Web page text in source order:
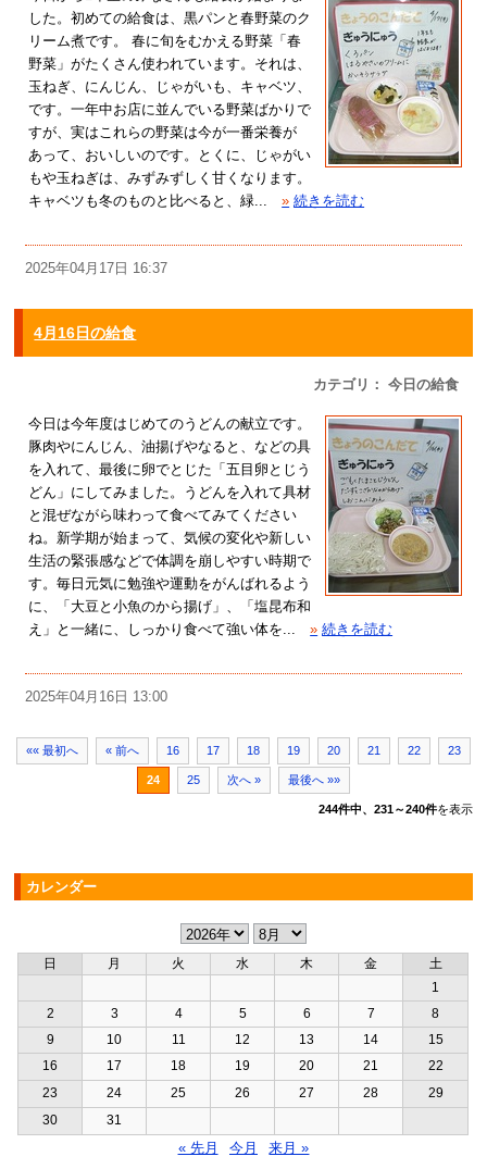
した。初めての給食は、黒パンと春野菜のク
リーム煮です。 春に旬をむかえる野菜「春
野菜」がたくさん使われています。それは、
玉ねぎ、にんじん、じゃがいも、キャベツ、
です。一年中お店に並んでいる野菜ばかりで
すが、実はこれらの野菜は今が一番栄養が
あって、おいしいのです。とくに、じゃがい
もや玉ねぎは、みずみずしく甘くなります。
キャベツも冬のものと比べると、緑...
» 続きを読む
2025年04月17日 16:37
4月16日の給食
カテゴリ： 今日の給食
今日は今年度はじめてのうどんの献立です。
豚肉やにんじん、油揚げやなると、などの具
を入れて、最後に卵でとじた「五目卵とじう
どん」にしてみました。うどんを入れて具材
と混ぜながら味わって食べてみてください
ね。新学期が始まって、気候の変化や新しい
生活の緊張感などで体調を崩しやすい時期で
す。毎日元気に勉強や運動をがんばれるよう
に、「大豆と小魚のから揚げ」、「塩昆布和
え」と一緒に、しっかり食べて強い体を...
» 続きを読む
2025年04月16日 13:00
«« 最初へ « 前へ 16 17 18 19 20 21 22 23
24 25 次へ » 最後へ »»
244件中、231～240件を表示
カレンダー
日 月 火 水 木 金
土
1
2
3 4 5 6 7
8
9
10 11 12 13 14
15
16
17 18 19 20 21
22
23
24 25 26 27 28
29
30
31
« 先月 今月 来月 »